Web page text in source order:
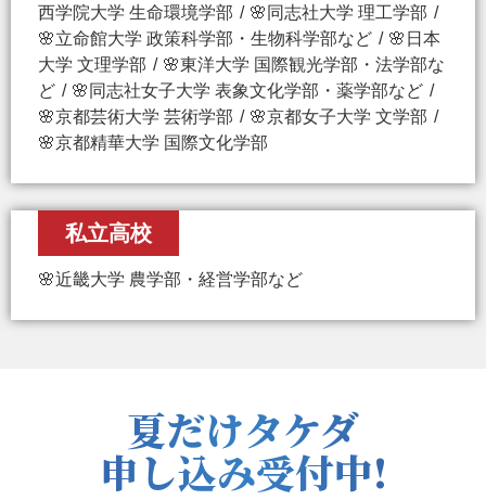
西学院大学 生命環境学部
🌸同志社大学 理工学部
🌸立命館大学 政策科学部・生物科学部など
🌸日本
大学 文理学部
🌸東洋大学 国際観光学部・法学部な
ど
🌸同志社女子大学 表象文化学部・薬学部など
🌸京都芸術大学 芸術学部
🌸京都女子大学 文学部
🌸京都精華大学 国際文化学部
私立高校
🌸近畿大学 農学部・経営学部など
夏だけタケダ
申し込み受付中!